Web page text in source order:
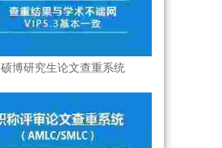
硕博研究生论文查重系统